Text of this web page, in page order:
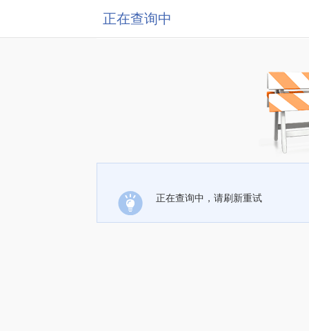
正在查询中
正在查询中，请刷新重试